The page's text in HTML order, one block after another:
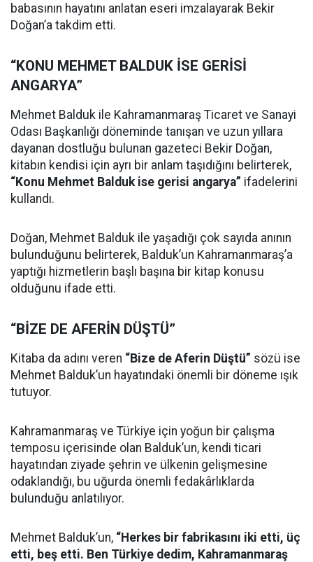
babasının hayatını anlatan eseri imzalayarak Bekir
Doğan’a takdim etti.
“KONU MEHMET BALDUK İSE GERİSİ
ANGARYA”
Mehmet Balduk ile Kahramanmaraş Ticaret ve Sanayi
Odası Başkanlığı döneminde tanışan ve uzun yıllara
dayanan dostluğu bulunan gazeteci Bekir Doğan,
kitabın kendisi için ayrı bir anlam taşıdığını belirterek,
“Konu Mehmet Balduk ise gerisi angarya” ifadelerini
kullandı.
Doğan, Mehmet Balduk ile yaşadığı çok sayıda anının
bulunduğunu belirterek, Balduk’un Kahramanmaraş’a
yaptığı hizmetlerin başlı başına bir kitap konusu
olduğunu ifade etti.
“BİZE DE AFERİN DÜŞTÜ”
Kitaba da adını veren “Bize de Aferin Düştü” sözü ise
Mehmet Balduk’un hayatındaki önemli bir döneme ışık
tutuyor.
Kahramanmaraş ve Türkiye için yoğun bir çalışma
temposu içerisinde olan Balduk’un, kendi ticari
hayatından ziyade şehrin ve ülkenin gelişmesine
odaklandığı, bu uğurda önemli fedakârlıklarda
bulunduğu anlatılıyor.
Mehmet Balduk’un, “Herkes bir fabrikasını iki etti, üç
etti, beş etti. Ben Türkiye dedim, Kahramanmaraş